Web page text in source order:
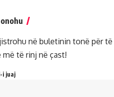
në buletinin tonë për
më të rinj në çast!
i juaj